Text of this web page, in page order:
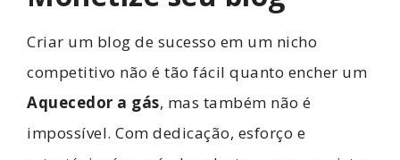
Criar um blog de sucesso em um nicho
competitivo não é tão fácil quanto encher um
Aquecedor a gás, mas também não é
impossível. Com dedicação, esforço e